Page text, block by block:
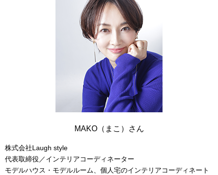
MAKO（まこ）さん
株式会社Laugh style
代表取締役／インテリアコーディネーター
モデルハウス・モデルルーム、個人宅のインテリアコーディネート